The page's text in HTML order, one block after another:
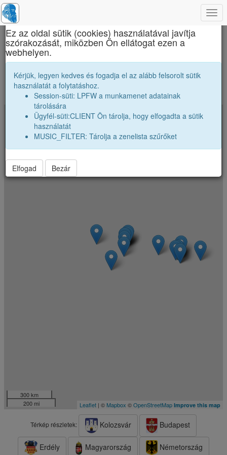
Brassai Sámuel Líceum
Merre szóródtak szét az osztályunk véndiákjai
A koordináták véletlenszerüen el vannak néhány kilométerrel tólva.
Jelenkezz be a pontos poziciók megtekintéséhez.
300 km
200 mi
Leaflet | © Mapbox ©OpenStreetMap Improve this map
Térkép részletek: Kolozsvár Budapest
Erdély Magyarország Németország
×
Ez az oldal sütik (cookies) használatával javítja
szórakozását, miközben Ön ellátogat ezen a
webhelyen.
Kérjük, legyen kedves és fogadja el az alább felsorolt sütik
használatát a folytatáshoz.
Session-süti: LPFW a munkamenet adatainak
tárolására
Ügyfél-süti:CLIENT Ön tárolja, hogy elfogadta a sütik
használatát
MUSIC_FILTER: Tárolja a zenelista szűrőket
Elfogad Bezár